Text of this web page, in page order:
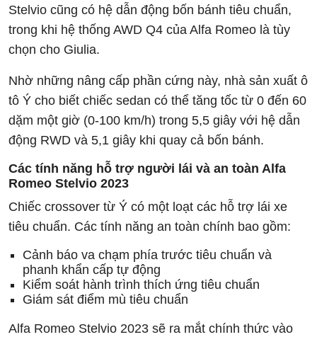
Stelvio cũng có hệ dẫn động bốn bánh tiêu chuẩn,
trong khi hệ thống AWD Q4 của Alfa Romeo là tùy
chọn cho Giulia.
Nhờ những nâng cấp phần cứng này, nhà sản xuất ô
tô Ý cho biết chiếc sedan có thể tăng tốc từ 0 đến 60
dặm một giờ (0-100 km/h) trong 5,5 giây với hệ dẫn
động RWD và 5,1 giây khi quay cả bốn bánh.
Các tính năng hỗ trợ người lái và an toàn Alfa
Romeo Stelvio 2023
Chiếc crossover từ Ý có một loạt các hỗ trợ lái xe
tiêu chuẩn. Các tính năng an toàn chính bao gồm:
Cảnh báo va chạm phía trước tiêu chuẩn và
phanh khẩn cấp tự động
Kiểm soát hành trình thích ứng tiêu chuẩn
Giám sát điểm mù tiêu chuẩn
Alfa Romeo Stelvio 2023 sẽ ra mắt chính thức vào